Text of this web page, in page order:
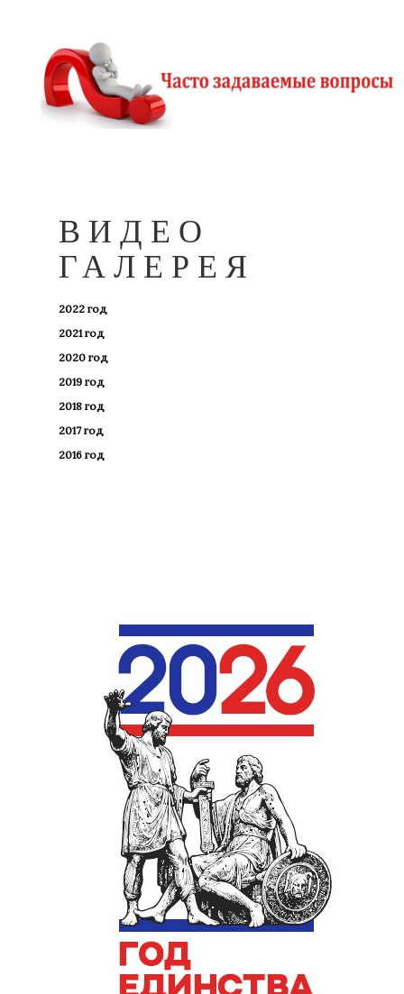
ВИДЕО
ГАЛЕРЕЯ
2022 год
2021 год
2020 год
2019 год
2018 год
2017 год
2016 год